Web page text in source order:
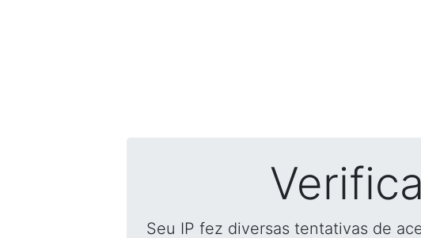
Seu IP fez diversas tentativas de